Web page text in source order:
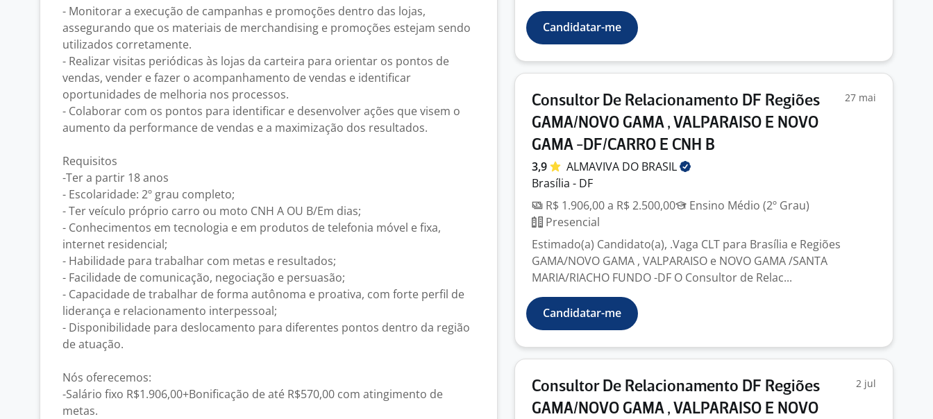
- Monitorar a execução de campanhas e promoções dentro das lojas,
assegurando que os materiais de merchandising e promoções estejam sendo
utilizados corretamente.
- Realizar visitas periódicas às lojas da carteira para orientar os pontos de
vendas, vender e fazer o acompanhamento de vendas e identificar
oportunidades de melhoria nos processos.
- Colaborar com os pontos para identificar e desenvolver ações que visem o
aumento da performance de vendas e a maximização dos resultados.
Requisitos
-Ter a partir 18 anos
- Escolaridade: 2º grau completo;
- Ter veículo próprio carro ou moto CNH A OU B/Em dias;
- Conhecimentos em tecnologia e em produtos de telefonia móvel e fixa,
internet residencial;
- Habilidade para trabalhar com metas e resultados;
- Facilidade de comunicação, negociação e persuasão;
- Capacidade de trabalhar de forma autônoma e proativa, com forte perfil de
liderança e relacionamento interpessoal;
- Disponibilidade para deslocamento para diferentes pontos dentro da região
de atuação.
Nós oferecemos:
-Salário fixo R$1.906,00+Bonificação de até R$570,00 com atingimento de
metas.
Candidatar-me
Consultor De Relacionamento DF Regiões
GAMA/NOVO GAMA , VALPARAISO E NOVO
GAMA -DF/CARRO E CNH B
27 mai
3,9 ALMAVIVA DO BRASIL
Brasília - DF
R$ 1.906,00 a R$ 2.500,00
Ensino Médio (2º Grau)
Presencial
Estimado(a) Candidato(a), .Vaga CLT para Brasília e Regiões
GAMA/NOVO GAMA , VALPARAISO e NOVO GAMA /SANTA
MARIA/RIACHO FUNDO -DF O Consultor de Relac...
Candidatar-me
Consultor De Relacionamento DF Regiões
GAMA/NOVO GAMA , VALPARAISO E NOVO
2 jul